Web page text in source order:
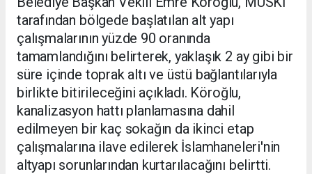
tarafından bölgede başlatılan alt yapı
çalışmalarının yüzde 90 oranında
tamamlandığını belirterek, yaklaşık 2 ay gibi bir
süre içinde toprak altı ve üstü bağlantılarıyla
birlikte bitirileceğini açıkladı. Köroğlu,
kanalizasyon hattı planlamasına dahil
edilmeyen bir kaç sokağın da ikinci etap
çalışmalarına ilave edilerek İslamhaneleri'nin
altyapı sorunlarından kurtarılacağını belirtti.